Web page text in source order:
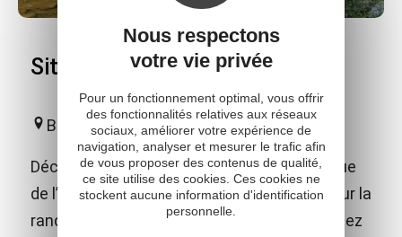
Site naturel du Roc du Gorb
Bor-et-Bar
Découvrez le Roc du Gorb, site emblématique
de l’Aveyron dans la vallée du Viaur, idéal pour la
randonnée, la via ferrata et l’escalade. Profitez
Nous respectons
votre vie privée
Pour un fonctionnement optimal, vous offrir
des fonctionnalités relatives aux réseaux
sociaux, améliorer votre expérience de
navigation, analyser et mesurer le trafic afin
de vous proposer des contenus de qualité,
ce site utilise des cookies. Ces cookies ne
stockent aucune information d'identification
personnelle.